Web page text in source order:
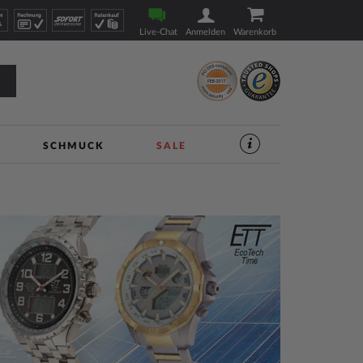
Live-Chat Anmelden Warenkorb
SCHMUCK SALE
SERVICES
TIMESHOP24